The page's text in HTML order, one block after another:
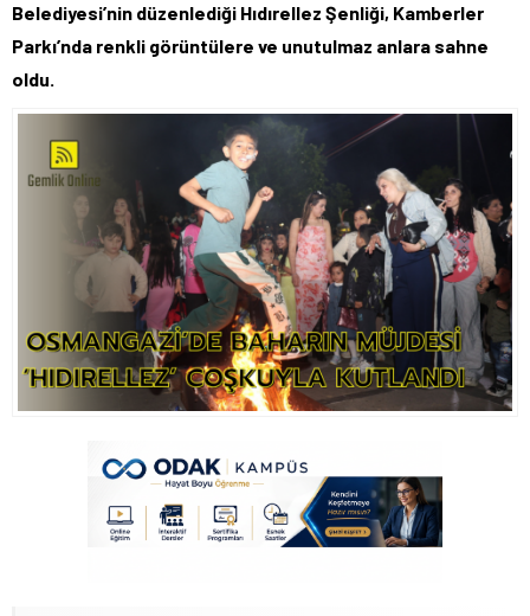
Belediyesi’nin düzenlediği Hıdırellez Şenliği, Kamberler
Parkı’nda renkli görüntülere ve unutulmaz anlara sahne
oldu.